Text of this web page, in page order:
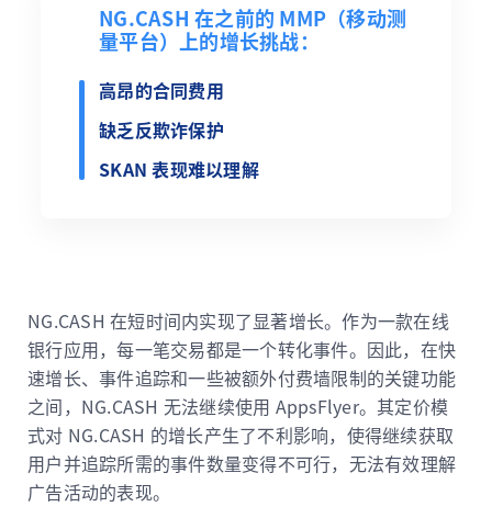
NG.CASH 在之前的 MMP（移动测
量平台）上的增长挑战：
高昂的合同费用
缺乏反欺诈保护
SKAN 表现难以理解
NG.CASH 在短时间内实现了显著增长。作为一款在线
银行应用，每一笔交易都是一个转化事件。因此，在快
速增长、事件追踪和一些被额外付费墙限制的关键功能
之间，NG.CASH 无法继续使用 AppsFlyer。其定价模
式对 NG.CASH 的增长产生了不利影响，使得继续获取
用户并追踪所需的事件数量变得不可行，无法有效理解
广告活动的表现。